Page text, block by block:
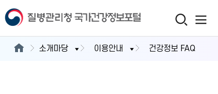
소개마당 이용안내 건강정보 FAQ